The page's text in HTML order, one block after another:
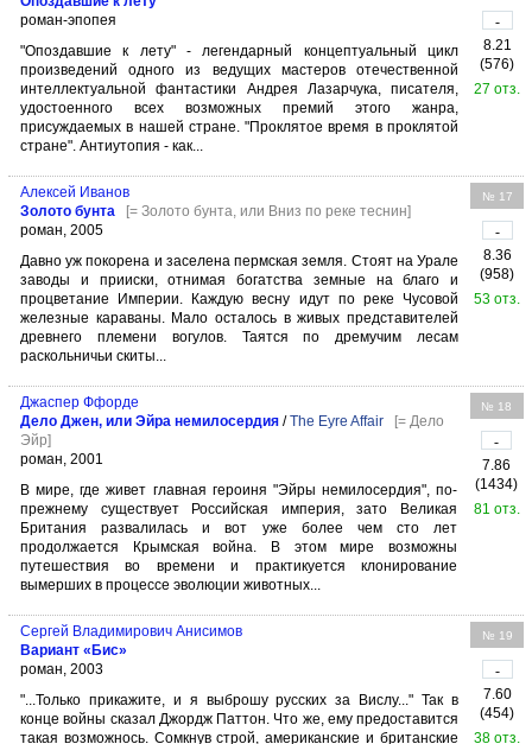
роман-эпопея
"Опоздавшие к лету" - легендарный концептуальный цикл
произведений одного из ведущих мастеров отечественной
интеллектуальной фантастики Андрея Лазарчука, писателя,
удостоенного всех возможных премий этого жанра,
присуждаемых в нашей стране. "Проклятое время в проклятой
стране". Антиутопия - как...
-
8.21
(576)
27 отз.
Алексей Иванов
Золото бунта
[= Золото бунта, или Вниз по реке теснин]
роман, 2005
Давно уж покорена и заселена пермская земля. Стоят на Урале
заводы и прииски, отнимая богатства земные на благо и
процветание Империи. Каждую весну идут по реке Чусовой
железные караваны. Мало осталось в живых представителей
древнего племени вогулов. Таятся по дремучим лесам
раскольничьи скиты...
№ 17
-
8.36
(958)
53 отз.
Джаспер Ффорде
Дело Джен, или Эйра немилосердия /The Eyre Affair
[= Дело
Эйр]
роман, 2001
В мире, где живет главная героиня "Эйры немилосердия", по-
прежнему существует Российская империя, зато Великая
Британия развалилась и вот уже более чем сто лет
продолжается Крымская война. В этом мире возможны
путешествия во времени и практикуется клонирование
вымерших в процессе эволюции животных...
№ 18
-
7.86
(1434)
81 отз.
Сергей Владимирович Анисимов
Вариант «Бис»
роман, 2003
"...Только прикажите, и я выброшу русских за Вислу..." Так в
конце войны сказал Джордж Паттон. Что же, ему предоставится
такая возможнось. Сомкнув строй, американские и британские
№ 19
-
7.60
(454)
38 отз.